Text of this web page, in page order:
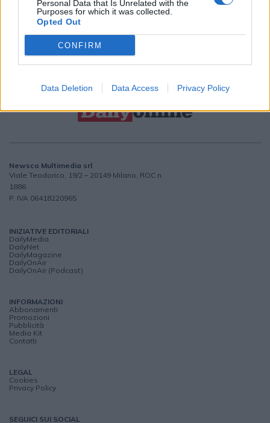
Personal Data that Is Unrelated with the
Purposes for which it was collected.
Opted Out
CONFIRM
Data Deletion Data Access Privacy Policy
CONTATTACI
Newsco Multimedia srl
Viale Teodorico, 19/2 – 20149 Milano, ROC n.
1886
P. IVA 06418220965
INIZIATIVE EDITORIALI
DailyMedia
DailyNet
DailyMagazine
DailyOnAir
DailyOnAir (Podcast)
INFORMAZIONI
Abbonamenti
Promozioni
Pubblicità
Media Kit
Contatti
LEGAL
Cookies
Privacy Policy
SEGUICI SUI SOCIAL